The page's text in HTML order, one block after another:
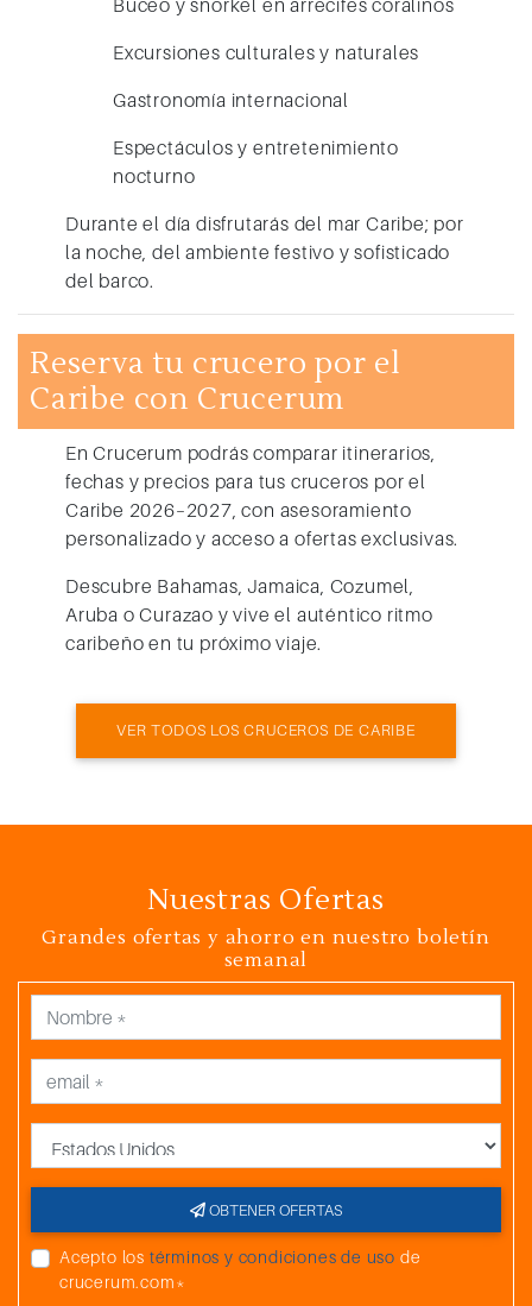
Excursiones culturales y naturales
Gastronomía internacional
Espectáculos y entretenimiento
nocturno
Durante el día disfrutarás del mar Caribe; por
la noche, del ambiente festivo y sofisticado
del barco.
Reserva tu crucero por el
Caribe con Crucerum
En Crucerum podrás comparar itinerarios,
fechas y precios para tus cruceros por el
Caribe 2026–2027 , con asesoramiento
personalizado y acceso a ofertas exclusivas.
Descubre Bahamas, Jamaica, Cozumel,
Aruba o Curazao y vive el auténtico ritmo
caribeño en tu próximo viaje.
VER TODOS LOS CRUCEROS DE CARIBE
Nuestras Ofertas
Grandes ofertas y ahorro en nuestro boletín
semanal
OBTENER OFERTAS
Acepto los términos y condiciones de uso de
crucerum.com*